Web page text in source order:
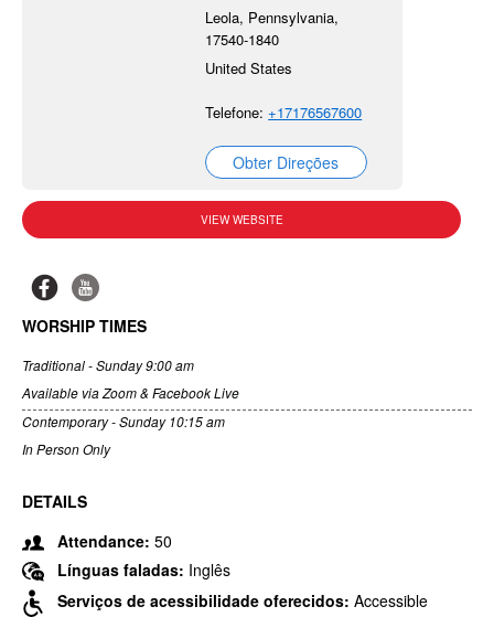
Leola, Pennsylvania,
17540-1840
United States
Telefone:+17176567600
Obter Direções
VIEW WEBSITE
WORSHIP TIMES
Traditional - Sunday 9:00 am
Available via Zoom & Facebook Live
Contemporary - Sunday 10:15 am
In Person Only
DETAILS
Attendance: 50
Línguas faladas: Inglês
Serviços de acessibilidade oferecidos: Accessible